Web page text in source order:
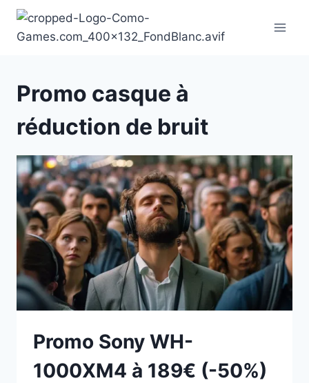
Aller
contenu
Promo casque à
réduction de bruit
Promo Sony WH-
1000XM4 à 189€ (-50%)